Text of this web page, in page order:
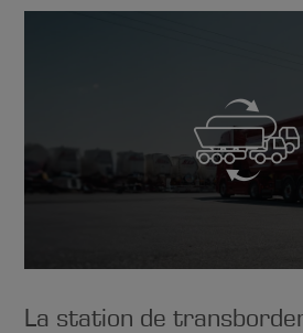
La station de